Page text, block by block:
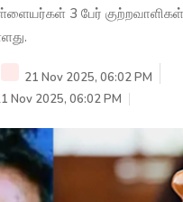
3 பேர் குற்றவாளிகள்
21 Nov 2025, 06:02 PM
Nov 2025, 06:02 PM